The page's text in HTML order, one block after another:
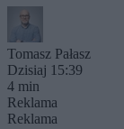
Tomasz Pałasz
Dzisiaj 15:39
4 min
Reklama
Reklama